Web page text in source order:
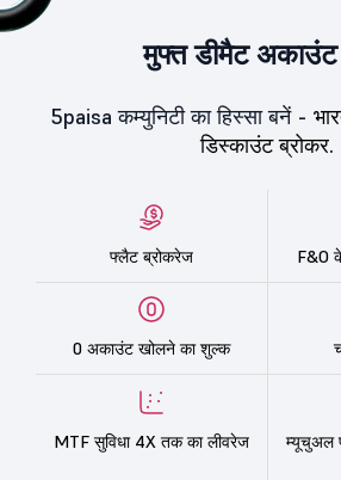
मुफ्त डीमैट
5paisa कम्युनिटी का हिस्सा बनें -
डिस्काउंट ब्रोकर.
फ्लैट ब्रोकरेज F&O
0 अकाउंट खोलने का शुल्क
MTF सुविधा 4X तक का लीवरेज
म्यूचुअल